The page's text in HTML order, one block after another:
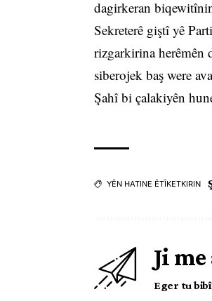
dagirkeran
Sekreterê giştî yê
rizgarkirina herêmên
siberojek baş were
Şahî bi çalakiyên
YÊN HATINE ÊTÎKETKIRIN
Ji
Eger tu